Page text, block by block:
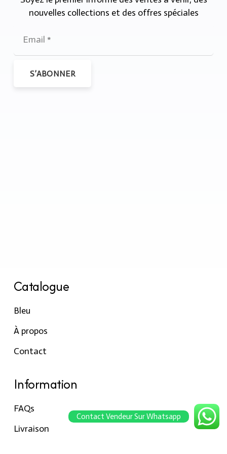
nouvelles collections et des offres spéciales
S’ABONNER
Catalogue
Bleu
À propos
Contact
Information
FAQs
Livraison
Contact Vendeur Sur Whatsapp